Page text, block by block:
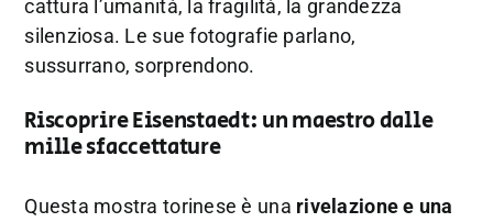
cattura l’umanità, la fragilità, la grandezza
silenziosa. Le sue fotografie parlano,
sussurrano, sorprendono.
Riscoprire Eisenstaedt: un maestro dalle
mille sfaccettature
Questa mostra torinese è una rivelazione e una